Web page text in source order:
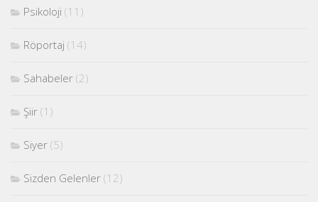
Psikoloji (11)
Röportaj (14)
Sahabeler (2)
Şiir (1)
Siyer (5)
Sizden Gelenler (12)